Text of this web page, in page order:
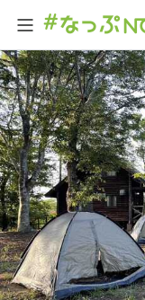
全体検索